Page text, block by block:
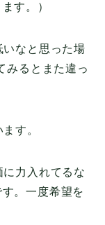
す。）
なと思った場
みるとまた違っ
す。
力入れてるな
。一度希望を